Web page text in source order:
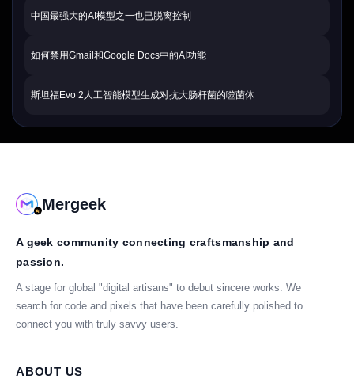
中国最强大的AI模型之一也已脱离控制
如何禁用Gmail和Google Docs中的AI功能
斯坦福Evo 2人工智能模型生成对抗大肠杆菌的噬菌体
Mergeek
A geek community connecting craftsmanship and
passion.
A stage for global "digital artisans" to debut sincere works. We
search for code and pixels that have been carefully polished to
connect you with truly savvy users.
ABOUT US